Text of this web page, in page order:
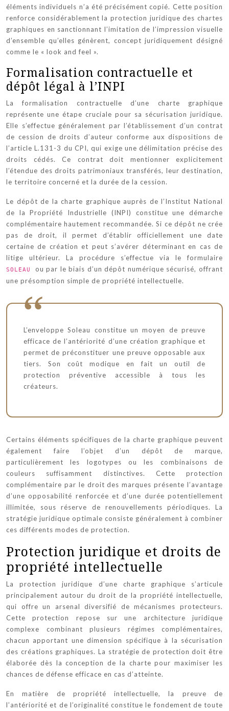
éléments individuels n’a été précisément copié. Cette position
renforce considérablement la protection juridique des chartes
graphiques en sanctionnant l’imitation de l’impression visuelle
d’ensemble qu’elles génèrent, concept juridiquement désigné
comme le « look and feel ».
Formalisation contractuelle et
dépôt légal à l’INPI
La formalisation contractuelle d’une charte graphique
représente une étape cruciale pour sa sécurisation juridique.
Elle s’effectue généralement par l’établissement d’un contrat
de cession de droits d’auteur conforme aux dispositions de
l’article L.131-3 du CPI, qui exige une délimitation précise des
droits cédés. Ce contrat doit mentionner explicitement
l’étendue des droits patrimoniaux transférés, leur destination,
le territoire concerné et la durée de la cession.
Le dépôt de la charte graphique auprès de l’Institut National
de la Propriété Industrielle (INPI) constitue une démarche
complémentaire hautement recommandée. Si ce dépôt ne crée
pas de droit, il permet d’établir officiellement une date
certaine de création et peut s’avérer déterminant en cas de
litige ultérieur. La procédure s’effectue via le formulaire
SOLEAU ou par le biais d’un dépôt numérique sécurisé, offrant
une présomption simple de propriété intellectuelle.
L’enveloppe Soleau constitue un moyen de preuve
efficace de l’antériorité d’une création graphique et
permet de préconstituer une preuve opposable aux
tiers. Son coût modique en fait un outil de
protection préventive accessible à tous les
créateurs.
Certains éléments spécifiques de la charte graphique peuvent
également faire l’objet d’un dépôt de marque,
particulièrement les logotypes ou les combinaisons de
couleurs suffisamment distinctives. Cette protection
complémentaire par le droit des marques présente l’avantage
d’une opposabilité renforcée et d’une durée potentiellement
illimitée, sous réserve de renouvellements périodiques. La
stratégie juridique optimale consiste généralement à combiner
ces différents modes de protection.
Protection juridique et droits de
propriété intellectuelle
La protection juridique d’une charte graphique s’articule
principalement autour du droit de la propriété intellectuelle,
qui offre un arsenal diversifié de mécanismes protecteurs.
Cette protection repose sur une architecture juridique
complexe combinant plusieurs régimes complémentaires,
chacun apportant une dimension spécifique à la sécurisation
des créations graphiques. La stratégie de protection doit être
élaborée dès la conception de la charte pour maximiser les
chances de défense efficace en cas d’atteinte.
En matière de propriété intellectuelle, la preuve de
l’antériorité et de l’originalité constitue le fondement de toute